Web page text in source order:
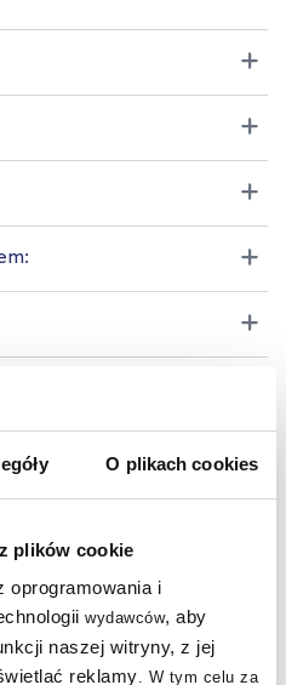
O plikach cookies
plików cookie
oprogramowania i
wydawców, aby
naszej witryny, z jej
reklamy. W tym celu za
bestseller